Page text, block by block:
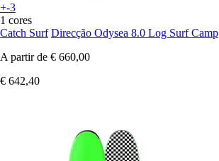
+-3
1 cores
Catch Surf Direcção Odysea 8.0 Log Surf Camp
A partir de € 660,00
€ 642,40